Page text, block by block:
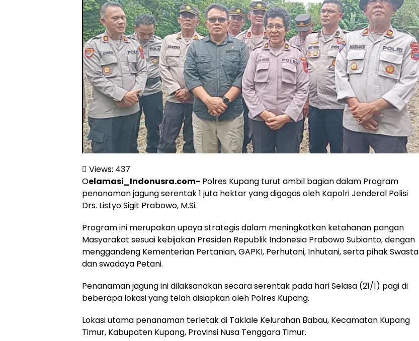
Views: 437
Oelamasi_Indonusra.com- Polres Kupang turut ambil bagian dalam Program
penanaman jagung serentak 1 juta hektar yang digagas oleh Kapolri Jenderal Polisi
Drs. Listyo Sigit Prabowo, M.Si.
Program ini merupakan upaya strategis dalam meningkatkan ketahanan pangan
Masyarakat sesuai kebijakan Presiden Republik Indonesia Prabowo Subianto, dengan
menggandeng Kementerian Pertanian, GAPKI, Perhutani, Inhutani, serta pihak Swasta
dan swadaya Petani.
Penanaman jagung ini dilaksanakan secara serentak pada hari Selasa (21/1) pagi di
beberapa lokasi yang telah disiapkan oleh Polres Kupang.
Lokasi utama penanaman terletak di Taklale Kelurahan Babau, Kecamatan Kupang
Timur, Kabupaten Kupang, Provinsi Nusa Tenggara Timur.